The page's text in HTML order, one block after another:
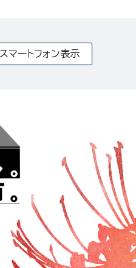
スマートフォン表示